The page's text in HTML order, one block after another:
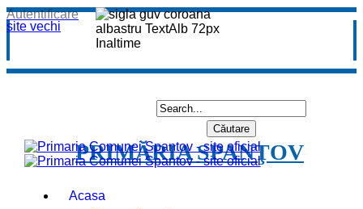
site vechi
Autentificare
PRIMĂRIA SPANŢOV
Acasa